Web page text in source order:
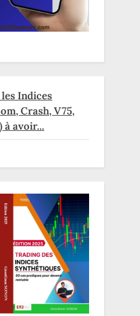
Indices
Crash, V75,
à avoir...